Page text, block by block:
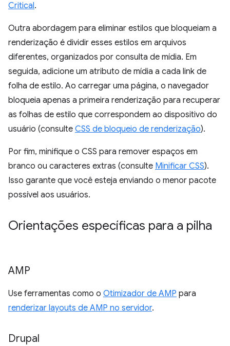
Critical.
Outra abordagem para eliminar estilos que bloqueiam a
renderização é dividir esses estilos em arquivos
diferentes, organizados por consulta de mídia. Em
seguida, adicione um atributo de mídia a cada link de
folha de estilo. Ao carregar uma página, o navegador
bloqueia apenas a primeira renderização para recuperar
as folhas de estilo que correspondem ao dispositivo do
usuário (consulte CSS de bloqueio de renderização).
Por fim, minifique o CSS para remover espaços em
branco ou caracteres extras (consulte Minificar CSS).
Isso garante que você esteja enviando o menor pacote
possível aos usuários.
Orientações específicas para a pilha
AMP
Use ferramentas como o Otimizador de AMP para
renderizar layouts de AMP no servidor.
Drupal